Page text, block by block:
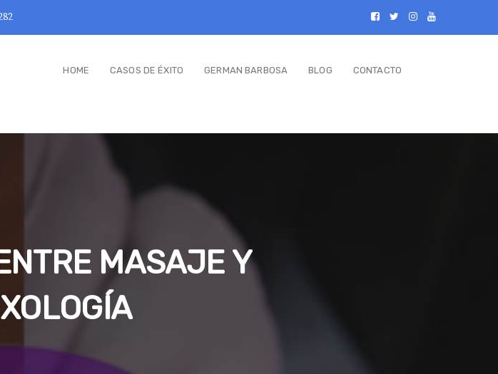
HOME CASOS DE ÉXITO GERMAN BARBOSA BLOG CONTACTO
MASAJE Y